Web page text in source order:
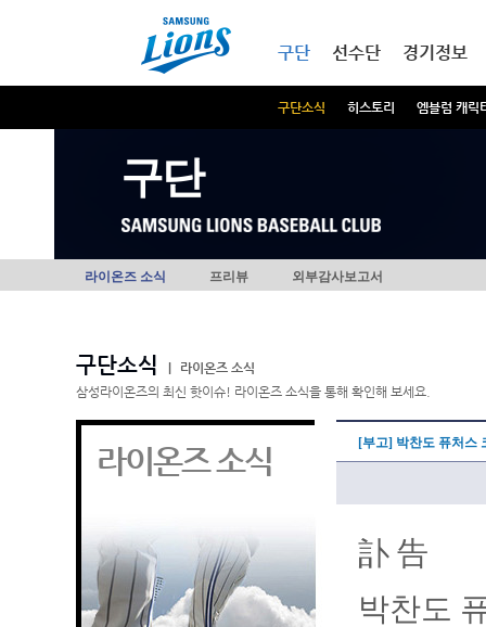
구단
구단소식 히스토리 엠블럼 캐릭
선수단 경기정보
구단
라이온즈 소식 프리뷰 외부감사보고서
구단소식
라이온즈 소식
삼성라이온즈의 최신 핫이슈! 라이온즈 소식을 통해 확인해 보세요.
라이온즈 소식 [부고] 박찬도 퓨처스
訃 告
박찬도